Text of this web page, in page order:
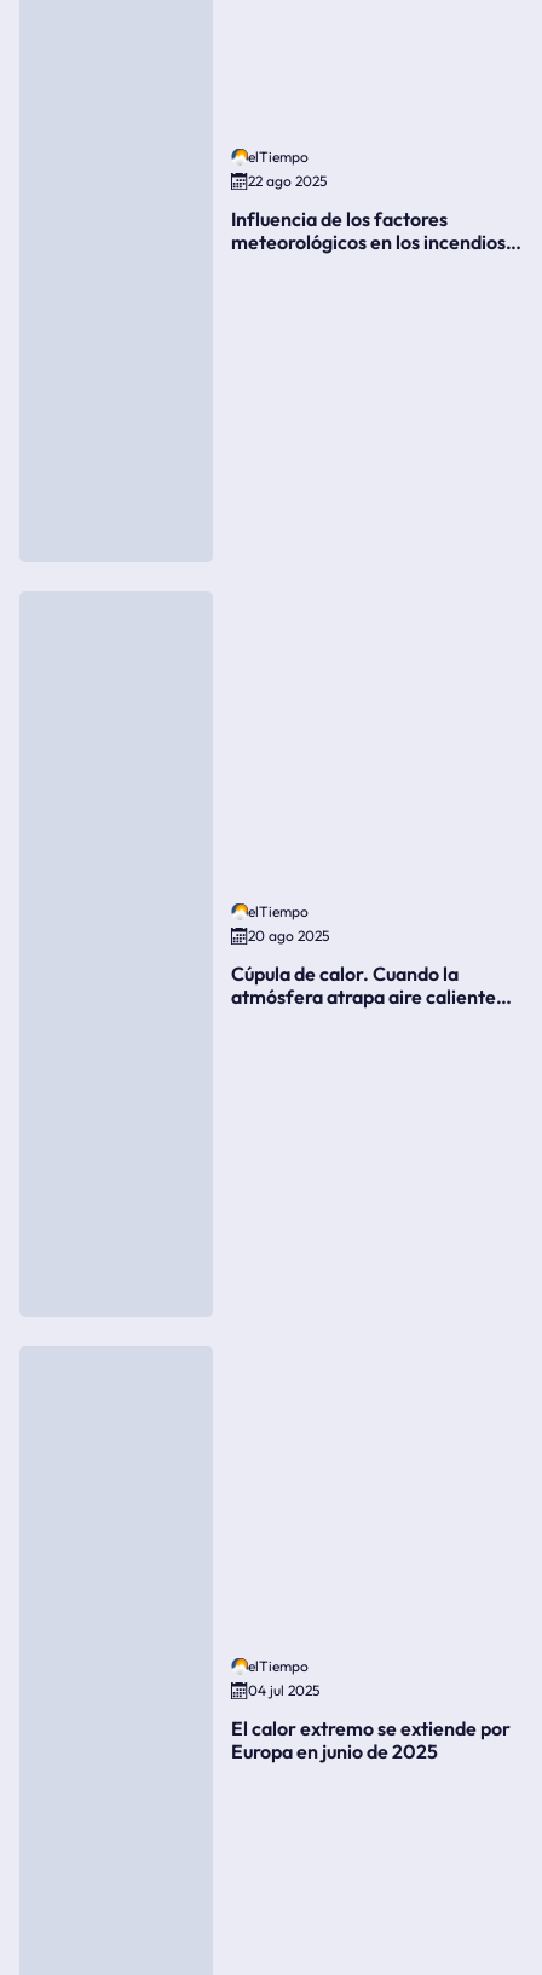
elTiempo
22 ago 2025
Influencia de los factores
meteorológicos en los incendios
elTiempo
20 ago 2025
Cúpula de calor. Cuando la
atmósfera atrapa aire caliente
elTiempo
04 jul 2025
El calor extremo se extiende por
Europa en junio de 2025